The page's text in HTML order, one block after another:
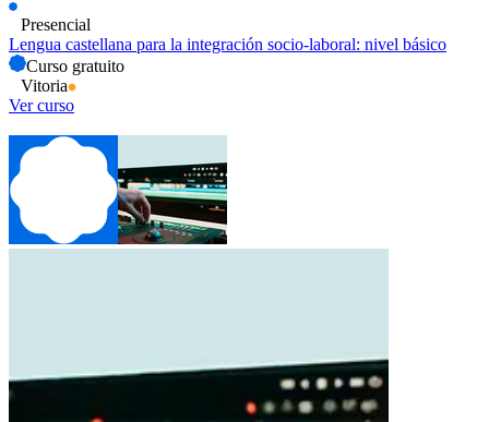
Presencial
Lengua castellana para la integración socio-laboral: nivel básico
Curso gratuito
Vitoria
Ver curso